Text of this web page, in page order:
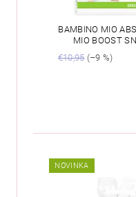
BAMBINO MIO
MIO BOOST
€10,95(–9 %)
NOVINKA